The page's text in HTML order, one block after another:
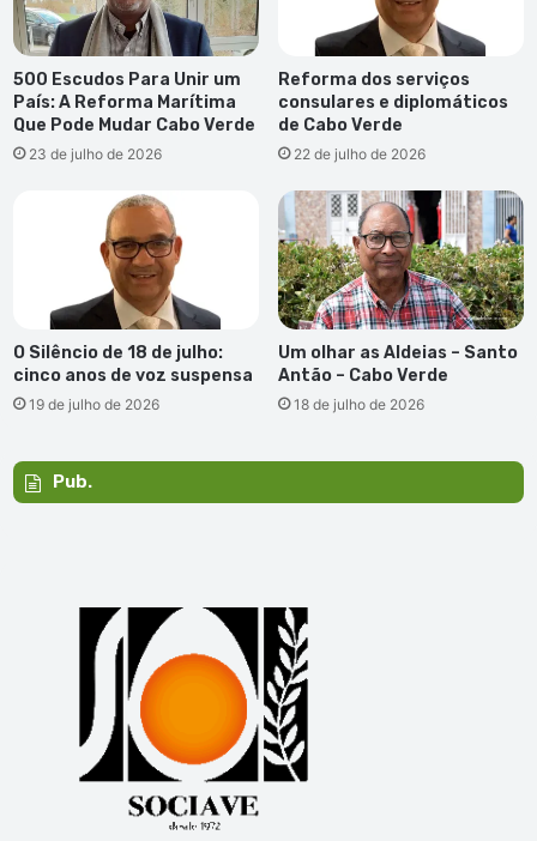
500 Escudos Para Unir um
País: A Reforma Marítima
Que Pode Mudar Cabo Verde
23 de julho de 2026
Reforma dos serviços
consulares e diplomáticos
de Cabo Verde
22 de julho de 2026
O Silêncio de 18 de julho:
cinco anos de voz suspensa
19 de julho de 2026
Um olhar as Aldeias – Santo
Antão – Cabo Verde
18 de julho de 2026
Pub.